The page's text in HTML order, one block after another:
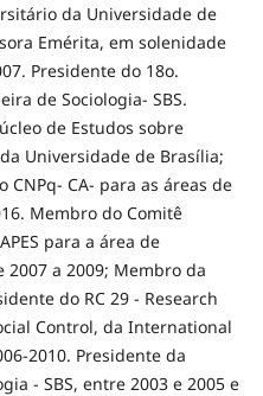
da Universidade de
Emérita, em solenidade
Presidente do 18o.
de Sociologia- SBS.
de Estudos sobre
Universidade de Brasília;
CNPq- CA- para as áreas de
Membro do Comitê
para a área de
2007 a 2009; Membro da
do RC 29 - Research
Control, da International
2010. Presidente da
- SBS, entre 2003 e 2005 e